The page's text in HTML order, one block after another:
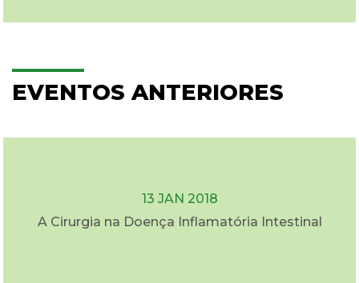
EVENTOS ANTERIORES
13 JAN 2018
A Cirurgia na Doença Inflamatória Intestinal